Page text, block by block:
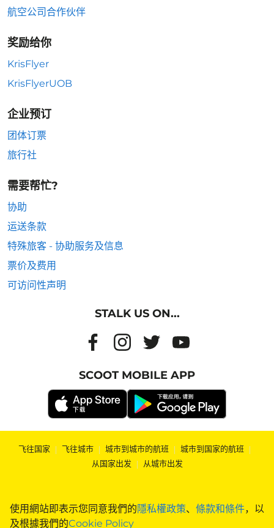
使用網站即表示您同意我們的隱私權政策、 條款和條件，以
及根據我們的Cookie Policy
航空公司合作伙伴
奖励给你
KrisFlyer
KrisFlyerUOB
企业预订
团体订票
旅行社
需要帮忙?
协助
运送条款
特殊旅客 - 协助服务及信息
票价及费用
可访问性声明
STALK US ON...
SCOOT MOBILE APP
飞往国家 | 飞往城市 | 城市到城市的航班 | 城市到国家的航班 |
从国家出发 | 从城市出发